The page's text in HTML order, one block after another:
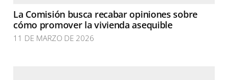
La Comisión busca recabar opiniones sobre
cómo promover la vivienda asequible
11 DE MARZO DE 2026